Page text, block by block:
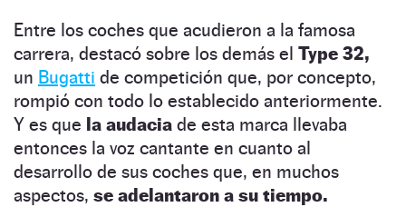
Entre los coches que acudieron a la famosa
carrera, destacó sobre los demás el Type 32,
un Bugatti de competición que, por concepto,
rompió con todo lo establecido anteriormente.
Y es que la audacia de esta marca llevaba
entonces la voz cantante en cuanto al
desarrollo de sus coches que, en muchos
aspectos, se adelantaron a su tiempo.